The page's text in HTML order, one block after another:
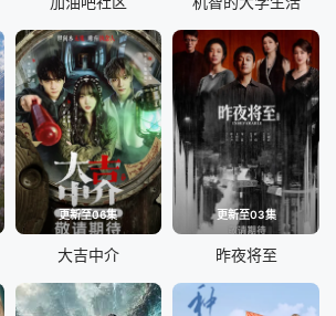
更新至06集
大吉中介
更新至03集
昨夜将至